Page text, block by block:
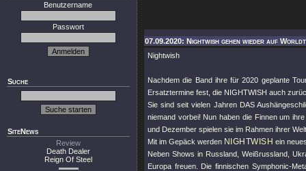
Benutzername
Passwort
Suche
SiteNews
Review
Death Dealer
Reign Of Steel
07.09.2020: Nightwish gehen wieder auf
Nightwish
Nachdem die Band ihre für 2020 geplante
Ersatztermine fest, die NIGHTWISH auch
Sie sind seit vielen Jahren DAS
niemand vorbei! Nun haben die Finnen um
und Dezember spielen sie im Rahmen ihrer
Mit im Gepäck werden NIGHTWISH ein
Neben Shows in Russland, Weißrussland,
Europa freuen. Die finnischen Symphonic-